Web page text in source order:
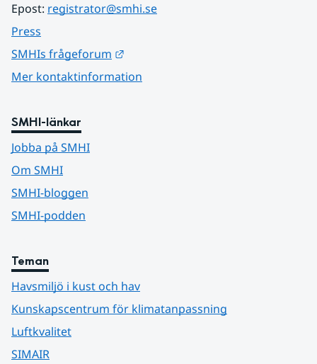
Epost: registrator@smhi.se
Press
SMHIs frågeforum
Mer kontaktinformation
SMHI-länkar
Jobba på SMHI
Om SMHI
SMHI-bloggen
SMHI-podden
Teman
Havsmiljö i kust och hav
Kunskapscentrum för klimatanpassning
Luftkvalitet
SIMAIR